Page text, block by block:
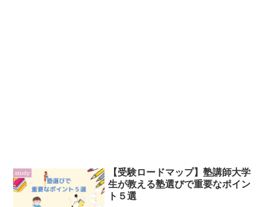
study
【受験ロードマップ】塾講師大学
生が教える塾選びで重要なポイン
ト５選